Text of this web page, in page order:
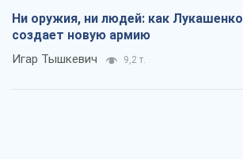
Ни оружия, ни людей: как Лукашенко
создает новую армию
Игар Тышкевич 9,2 т.